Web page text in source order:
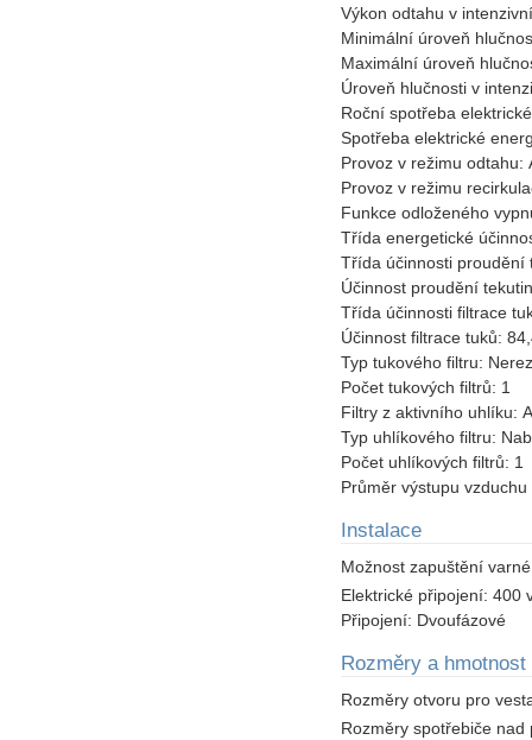
Výkon odtahu v
Minimální úroveň
Maximální úroveň
Úroveň hlučnosti v
Roční spotřeba
Spotřeba elektrické
Provoz v režimu odtahu:
Provoz v režimu
Funkce odloženého
Třída energetické
Třída účinnosti proudění
Účinnost proudění
Třída účinnosti filtrace
Účinnost filtrace tuků:
Typ tukového filtru:
Počet tukových filtrů: 1
Filtry z aktivního uhlíku:
Typ uhlíkového filtru:
Počet uhlíkových filtrů: 1
Průměr výstupu
Instalace
Možnost zapuštění
Elektrické připojení: 400
Připojení: Dvoufázové
Rozměry a hmotnost
Rozměry otvoru pro
Rozměry spotřebiče